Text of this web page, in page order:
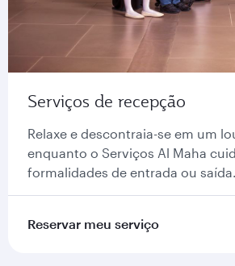
Serviços de recepção
Relaxe e descontraia-se em um
enquanto o Serviços Al Maha
formalidades de entrada ou saída.
Reservar meu serviço